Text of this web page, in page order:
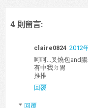
4 則留言:
claire0824 2012
呵呵...叉燒包and
有中我ㄉ胃
推推
回覆
回覆